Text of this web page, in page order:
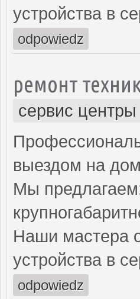
устройства в
odpowiedz
ремонт
сервис
выездом на
Мы
Наши мастера
устройства в
odpowiedz